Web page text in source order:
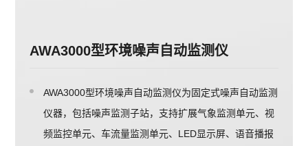
AWA3000型环境噪声自动监测仪
AWA3000型环境噪声自动监测仪为固定式噪声自动监测
仪器，包括噪声监测子站，支持扩展气象监测单元、视
频监控单元、车流量监测单元、LED显示屏、语音播报